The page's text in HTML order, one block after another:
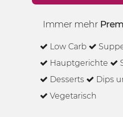
Immer mehr
Low Carb
Hauptgerichte
Desserts
Dips
Vegetarisch